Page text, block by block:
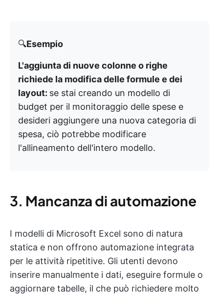
🔍Esempio
L'aggiunta di nuove colonne o righe
richiede la modifica delle formule e dei
layout: se stai creando un modello di
budget per il monitoraggio delle spese e
desideri aggiungere una nuova categoria di
spesa, ciò potrebbe modificare
l'allineamento dell'intero modello.
3. Mancanza di automazione
I modelli di Microsoft Excel sono di natura
statica e non offrono automazione integrata
per le attività ripetitive. Gli utenti devono
inserire manualmente i dati, eseguire formule o
aggiornare tabelle, il che può richiedere molto